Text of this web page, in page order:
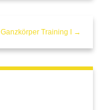
Ganzkörper Training I →